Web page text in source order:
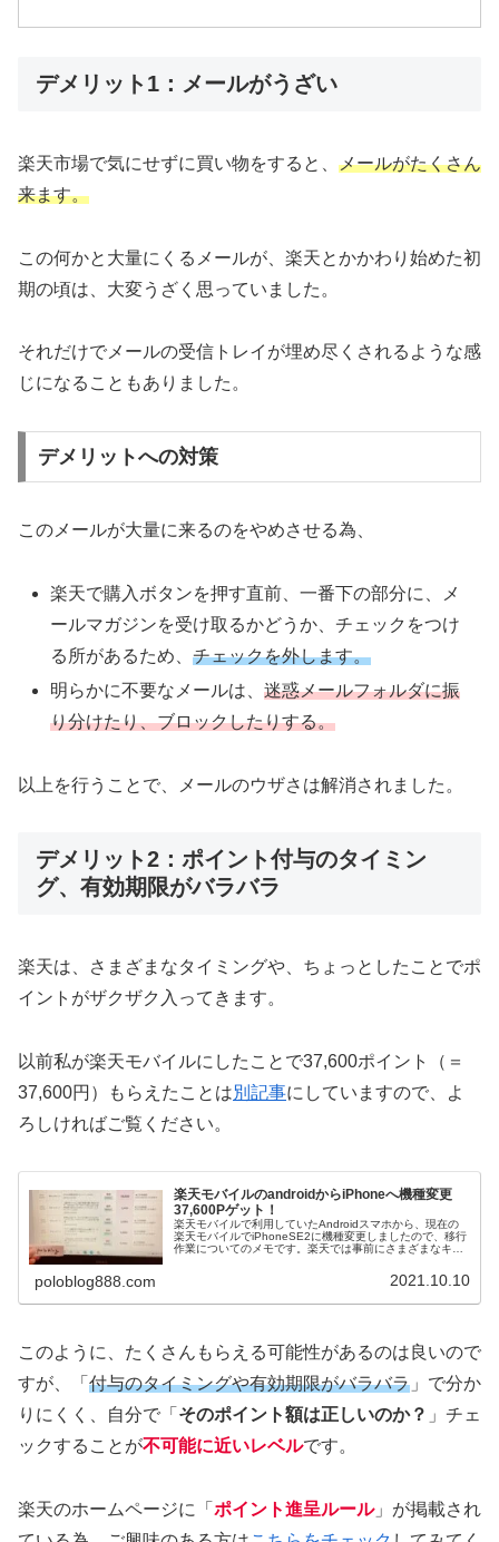
デメリット1：メールがうざい
楽天市場で気にせずに買い物をすると、 メールがたくさん
来ます。
この何かと大量にくるメールが、楽天とかかわり始めた初
期の頃は、大変うざく思っていました。
それだけでメールの受信トレイが埋め尽くされるような感
じになることもありました。
デメリットへの対策
このメールが大量に来るのをやめさせる為、
楽天で購入ボタンを押す直前、一番下の部分に、メ
ールマガジンを受け取るかどうか、チェックをつけ
る所があるため、チェックを外します。
明らかに不要なメールは、迷惑メールフォルダに振
り分けたり、ブロックしたりする。
以上を行うことで、メールのウザさは解消されました。
デメリット2：ポイント付与のタイミン
グ、有効期限がバラバラ
楽天は、さまざまなタイミングや、ちょっとしたことでポ
イントがザクザク入ってきます。
以前私が楽天モバイルにしたことで37,600ポイント（＝
37,600円）もらえたことは別記事にしていますので、よ
ろしければご覧ください。
楽天モバイルのandroidからiPhoneへ機種変更
37,600Pゲット！
楽天モバイルで利用していたAndroidスマホから、現在の
楽天モバイルでiPhoneSE2に機種変更しましたので、移行
作業についてのメモです。楽天では事前にさまざまなキャ
poloblog888.com 2021.10.10
このように、たくさんもらえる可能性があるのは良いので
すが、「 付与のタイミングや有効期限がバラバラ 」で分か
りにくく、自分で「 そのポイント額は正しいのか？ 」チェ
ックすることが不可能に近いレベルです。
楽天のホームページに「 ポイント進呈ルール」が掲載され